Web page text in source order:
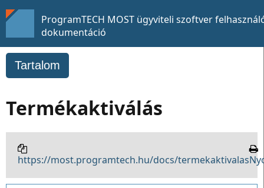
ProgramTECH MOST ügyviteli szoftver
dokumentáció
Tartalom
Termékaktiválás
https://most.programtech.hu/docs/termekaktivalas